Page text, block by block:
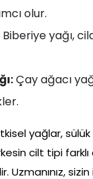
olur.
Biberiye yağı,
Çay ağacı
yağlar,
cilt tipi
Uzmanınız,